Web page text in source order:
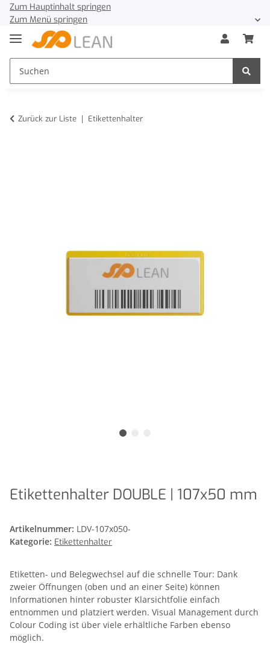
Zum Hauptinhalt springen
Zum Menü springen
Zurück zur Liste Etikettenhalter
Etikettenhalter DOUBLE | 107x50 mm
Artikelnummer: LDV-107x050-
Kategorie: Etikettenhalter
Etiketten- und Belegwechsel auf die schnelle Tour: Dank
zweier Öffnungen (oben und an einer Seite) können
Informationen hinter robuster Klarsichtfolie einfach
entnommen und platziert werden. Visual Management durch
Colour Coding ist über viele erhältliche Farben ebenso
möglich.